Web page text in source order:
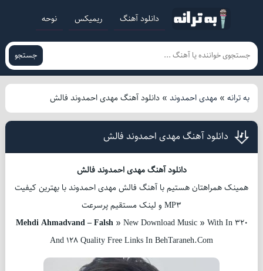
دانلود آهنگ ریمیکس نوحه
جستجو
به ترانه» مهدی احمدوند» دانلود آهنگ مهدی احمدوند فالش
دانلود آهنگ مهدی احمدوند فالش
دانلود آهنگ مهدی احمدوند فالش
همینک همراهتان هستیم با آهنگ فالش مهدی احمدوند با بهترین کیفیت
MP3 و لینک مستقیم پرسرعت
Mehdi Ahmadvand – Falsh» New Download Music » With In 320
And 128 Quality Free Links In BehTaraneh.Com